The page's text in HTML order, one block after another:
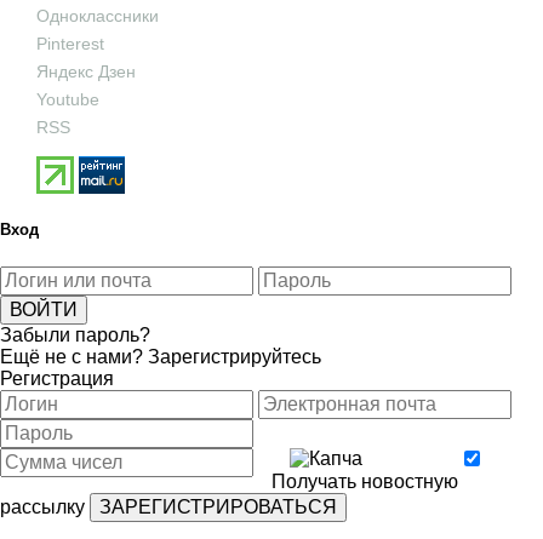
Одноклассники
Pinterest
Яндекс Дзен
Youtube
RSS
Вход
Забыли пароль?
Ещё не с нами? Зарегистрируйтесь
Регистрация
Получать новостную
рассылку